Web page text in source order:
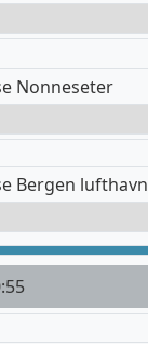
Nonneseter
Bergen lufthavn